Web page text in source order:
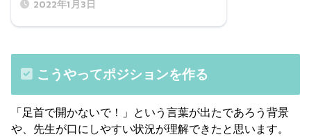
2022年1月3日
こうやってポジションを作る
「足首で開かないで！」という言葉が出たであろう背景
や、先生が口にしやすい状況が理解できたと思います。